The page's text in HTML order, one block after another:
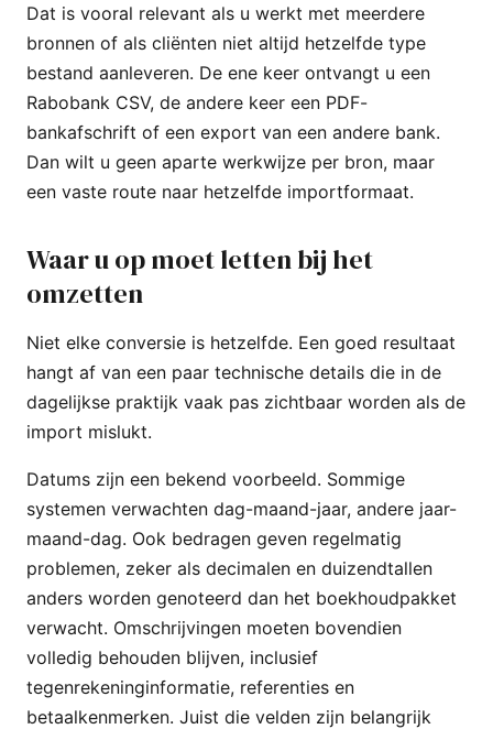
Dat is vooral relevant als u werkt met meerdere
bronnen of als cliënten niet altijd hetzelfde type
bestand aanleveren. De ene keer ontvangt u een
Rabobank CSV, de andere keer een PDF-
bankafschrift of een export van een andere bank.
Dan wilt u geen aparte werkwijze per bron, maar
een vaste route naar hetzelfde importformaat.
Waar u op moet letten bij het
omzetten
Niet elke conversie is hetzelfde. Een goed resultaat
hangt af van een paar technische details die in de
dagelijkse praktijk vaak pas zichtbaar worden als de
import mislukt.
Datums zijn een bekend voorbeeld. Sommige
systemen verwachten dag-maand-jaar, andere jaar-
maand-dag. Ook bedragen geven regelmatig
problemen, zeker als decimalen en duizendtallen
anders worden genoteerd dan het boekhoudpakket
verwacht. Omschrijvingen moeten bovendien
volledig behouden blijven, inclusief
tegenrekeninginformatie, referenties en
betaalkenmerken. Juist die velden zijn belangrijk